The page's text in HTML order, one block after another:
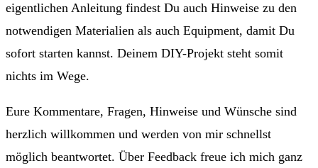
eigentlichen Anleitung findest Du auch Hinweise zu den
notwendigen Materialien als auch Equipment, damit Du
sofort starten kannst. Deinem DIY-Projekt steht somit
nichts im Wege.
Eure Kommentare, Fragen, Hinweise und Wünsche sind
herzlich willkommen und werden von mir schnellst
möglich beantwortet. Über Feedback freue ich mich ganz